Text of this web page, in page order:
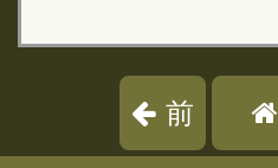
前